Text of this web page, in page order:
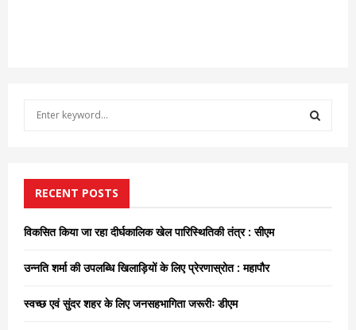
f
o
r
RECENT POSTS
विकसित किया जा रहा दीर्घकालिक खेल पारिस्थितिकी तंत्र : सीएम
उन्नति शर्मा की उपलब्धि खिलाड़ियों के लिए प्रेरणास्रोत : महापौर
स्वच्छ एवं सुंदर शहर के लिए जनसहभागिता जरूरीः डीएम